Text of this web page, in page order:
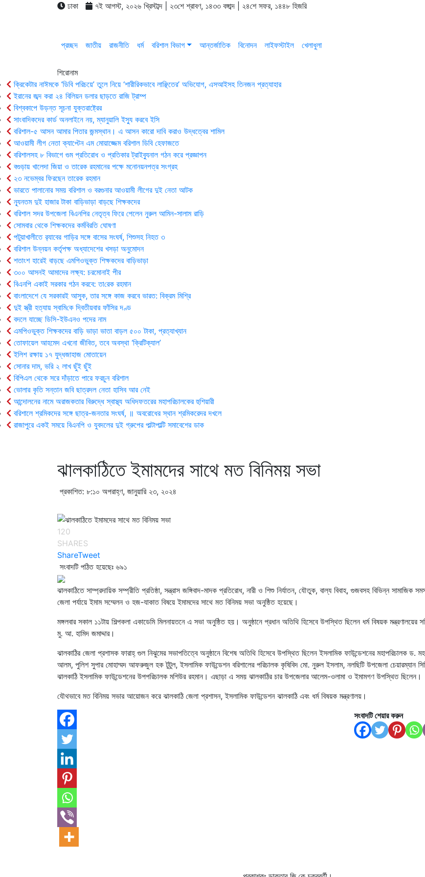
ঢাকা ৭ই আগস্ট, ২০২৬ খ্রিস্টাব্দ | ২৩শে শ্রাবণ, ১৪৩৩ বঙ্গাব্দ | ২৪শে সফর, ১৪৪৮ হিজরি
প্রচ্ছদ জাতীয় রাজনীতি ধর্ম বরিশাল বিভাগ আন্তর্জাতিক বিনোদন লাইফস্টাইল খেলাধুলা
শিরোনাম
ক্রিকেটার নাঈমকে ‘ডিবি পরিচয়ে’ তুলে নিয়ে ‘শারীরিকভাবে লাঞ্ছিতের’ অভিযোগ, এসআইসহ তিনজন প্রত্যাহার
ইরানের জব্দ করা ২৪ বিলিয়ন ডলার ছাড়তে রাজি ট্রাম্প
বিশ্বকাপে উড়ন্ত সূচনা যুক্তরাষ্ট্রের
সাংবাদিকদের কার্ড অনলাইনে নয়, ম্যানুয়ালি ইস্যু করবে ইসি
বরিশাল-৫ আসন আমার পিতার জন্মস্থান। এ আসন কারো দাবি করাও উদ্ধত্বের শামিল
আওয়ামী লীগ নেতা ক্যাপ্টেন এম মোয়াজ্জেম বরিশাল ডিবি হেফাজতে
বরিশালসহ ৮ বিভাগে গুম প্রতিরোধ ও প্রতিকার ট্রাইব্যুনাল গঠন করে প্রজ্ঞাপন
বগুড়ায় খালেদা জিয়া ও তারেক রহমানের পক্ষে মনোনয়নপত্র সংগ্রহ
২৩ নভেম্বর ফিরছেন তারেক রহমান
ভারতে পালানোর সময় ব‌রিশাল ও বরগুনার আওয়ামী লীগের দুই নেতা আটক
ন্যূনতম দুই হাজার টাকা বাড়িভাড়া বাড়ছে শিক্ষকদের
বরিশাল সদর উপজেলা বিএনপির নেতৃত্ব ফিরে পেলেন নুরুল আমিন-সালাম রাড়ি
সোমবার থেকে শিক্ষকদের কর্মবিরতি ঘোষণা
পটুয়াখালীতে র‍্যাবের গাড়ির সঙ্গে বাসের সংঘর্ষ, শিশুসহ নিহত ৩
বরিশাল উন্নয়ন কর্তৃপক্ষ অধ্যাদেশের খসড়া অনুমোদন
শতাংশ হারেই বাড়ছে এমপিওভুক্ত শিক্ষকদের বাড়িভাড়া
৩০০ আসনই আমাদের লক্ষ্য: চরমোনাই পীর
বিএনপি একাই সরকার গঠন করবে: তা‌রেক রহমান
বাংলাদেশে যে সরকারই আসুক, তার সঙ্গে কাজ করবে ভারত: বিক্রম মিশ্রি
দুই স্ত্রী হত্যায় স্বা‌মি‌কে দ্বিতীয়বার ফাঁসির দণ্ড
বদলে যাচ্ছে ডিসি-ইউএনও পদের নাম
এমপিওভুক্ত শিক্ষকদের বাড়ি ভাড়া ভাতা বাড়ল ৫০০ টাকা, প্রত্যাখ্যান
তোফায়েল আহমেদ এখনো জীবিত, তবে অবস্থা ‘ক্রিটিক্যাল’
ইলিশ রক্ষায় ১৭ যুদ্ধজাহাজ মোতায়েন
সোনার দাম, ভরি ২ লাখ ছুঁই ছুঁই
বিপিএল থেকে সরে দাঁড়াতে পারে ফরচুন বরিশাল
ভোলার কৃ‌তি সন্তান জবি ছাত্রদল নেতা হাসিব আর নেই
আন্দোলনের নামে অরাজকতার বিরুদ্ধে স্বাস্থ্য অধিদফতরের মহাপরিচালকের হুশিয়ারী
বরিশালে শ্রমিকদের সঙ্গে ছাত্র-জনতার সংঘর্ষ, ॥ অবরোধের স্থান শ্রমিকরেদর দখলে
রাজাপুরে একই সময়ে বিএনপি ও যুবদলের দুই গ্রুপের পাল্টাপাল্টি সমাবেশের ডাক
ঝালকাঠিতে ইমামদের সাথে মত বিনিময় সভা
প্রকাশিত: ৮:১০ অপরাহ্ণ, জানুয়ারি ২৩, ২০২৪
120
SHARES
ShareTweet
সংবাদটি পঠিত হয়েছেঃ ৬৯১
ঝালকাঠিতে সাম্প্রদায়িক সম্প্রীতি প্রতিষ্ঠা, সন্ত্রাস জঙ্গিবাদ-মাদক প্রতিরোধ, নারী ও শিশু নির্যাতন, যৌতুক, বাল্য বিবাহ, গুজবসহ বিভিন্ন সামাজিক
জেলা পর্যায়ে ইমাম সম্মেলন ও হজ-যাকাত বিষয়ে ইমামদের সাথে মত বিনিময় সভা অনুষ্ঠিত হয়েছে।
মঙ্গলবার সকাল ১১টায় শিল্পকলা একাডেমি মিলনায়তনে এ সভা অনুষ্ঠিত হয়। অনুষ্ঠানে প্রধান অতিথি হিসেবে উপস্থিত ছিলেন ধর্ম বিষয়ক মন্ত্রণালয়ের
মু. আ. হামিদ জমাদ্দার।
ঝালকাঠির জেলা প্রশাসক ফারাহ্ গুল নিঝুমের সভাপতিত্বে অনুষ্ঠানে বিশেষ অতিথি হিসেবে উপস্থিত ছিলেন ইসলামিক ফাউন্ডেশনের মহাপরিচালক ড.
আলম, পুলিশ সুপার মোহাম্মদ আফরুজুল হক টুটুল, ইসলামিক ফাউন্ডেশন বরিশালের পরিচালক কৃষিবিদ মো. নুরুল ইসলাম, নলছিটি উপজেলা চেয়ারম্যান
ঝালকাঠি ইসলামিক ফাউন্ডেশনের উপপরিচালক মশিউর রহমান। এছাড়া এ সময় ঝালকাঠির চার উপজেলার আলেম-ওলামা ও ইমামগণ উপস্থিত ছিলেন।
যৌথভাবে মত বিনিময় সভার আয়োজন করে ঝালকাঠি জেলা প্রশাসন, ইসলামিক ফাউন্ডেশন ঝালকাঠি এবং ধর্ম বিষয়ক মন্ত্রণালয়।
সংবাদটি শেয়ার করুন